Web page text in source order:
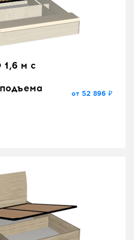
1,6 м с
от 52 896 ₽